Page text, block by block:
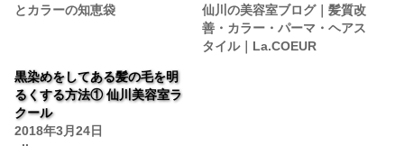
とカラーの知恵袋
仙川の美容室ブログ｜髪質改
善・カラー・パーマ・ヘアス
タイル｜La.COEUR
黒染めをしてある髪の毛を明
るくする方法① 仙川美容室ラ
クール
2018年3月24日